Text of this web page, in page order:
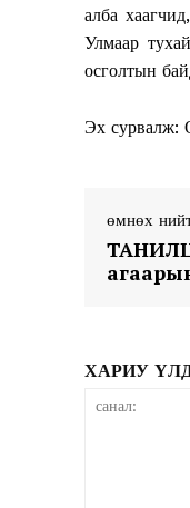
алба
Улмаар
осголтын
Эх сурвалж:
өмнөх
ХАРИУ